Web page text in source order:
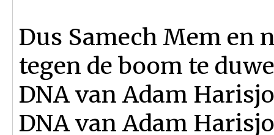
Dus Samech Mem en
tegen de boom te
DNA van Adam
DNA van Adam